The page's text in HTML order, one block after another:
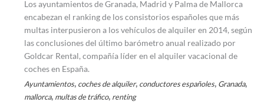
Los ayuntamientos de Granada, Madrid y Palma de Mallorca
encabezan el ranking de los consistorios españoles que más
multas interpusieron a los vehículos de alquiler en 2014, según
las conclusiones del último barómetro anual realizado por
Goldcar Rental, compañía líder en el alquiler vacacional de
coches en España.
Ayuntamientos, coches de alquiler, conductores españoles, Granada,
mallorca, multas de tráfico, renting